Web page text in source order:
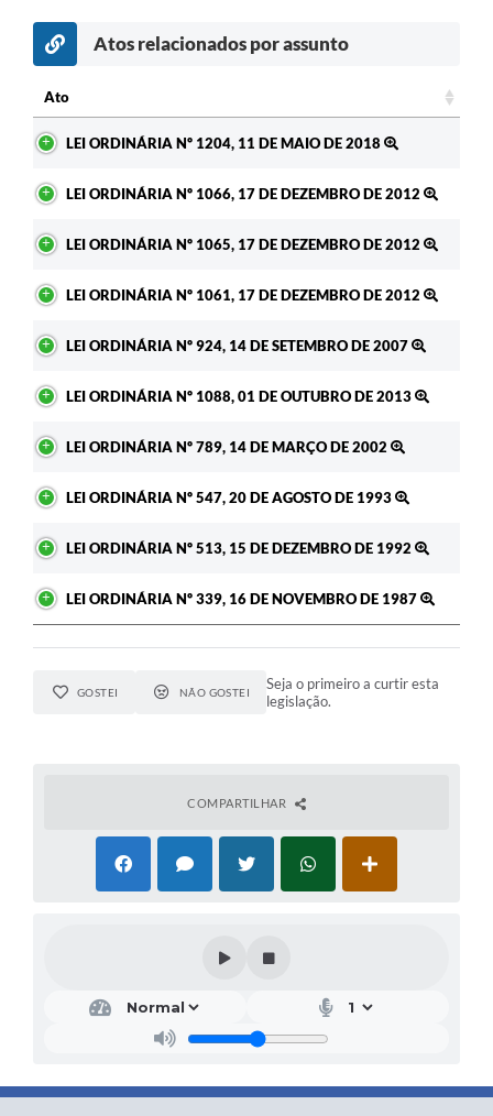
Atos relacionados por assunto
Ato
LEI ORDINÁRIA Nº 1204, 11 DE MAIO DE 2018
LEI ORDINÁRIA Nº 1066, 17 DE DEZEMBRO DE 2012
LEI ORDINÁRIA Nº 1065, 17 DE DEZEMBRO DE 2012
LEI ORDINÁRIA Nº 1061, 17 DE DEZEMBRO DE 2012
LEI ORDINÁRIA Nº 924, 14 DE SETEMBRO DE 2007
LEI ORDINÁRIA Nº 1088, 01 DE OUTUBRO DE 2013
LEI ORDINÁRIA Nº 789, 14 DE MARÇO DE 2002
LEI ORDINÁRIA Nº 547, 20 DE AGOSTO DE 1993
LEI ORDINÁRIA Nº 513, 15 DE DEZEMBRO DE 1992
LEI ORDINÁRIA Nº 339, 16 DE NOVEMBRO DE 1987
GOSTEI NÃO GOSTEI
Seja o primeiro a curtir esta
legislação.
COMPARTILHAR